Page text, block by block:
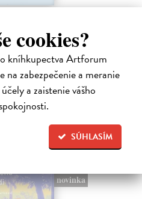
cookies?
kníhkupectva Artforum
na zabezpečenie a meranie
a zaistenie vášho
SÚHLASÍM
rozprávania. Romány
podnietili milióny čitateľov k
ako sú identita, sloboda, čas či…
novinka